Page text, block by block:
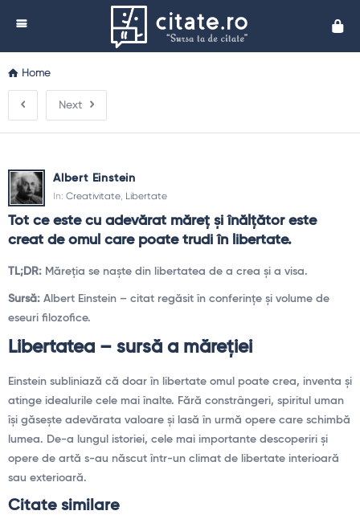
Home
Next
Albert Einstein
In: Creativitate, Libertate
Tot ce este cu adevărat măreţ şi înălţător este
creat de omul care poate trudi în libertate.
TL;DR: Măreţia se naşte din libertatea de a crea şi a visa.
Sursă: Albert Einstein – citat regăsit în conferinţe şi volume de
eseuri filozofice.
Libertatea – sursă a măreţiei
Einstein subliniază că doar în libertate omul poate crea, inventa şi
atinge idealurile cele mai înalte. Fără constrângeri, spiritul uman
îşi găseşte adevărata valoare şi lasă în urmă opere care schimbă
lumea. De-a lungul istoriei, cele mai importante descoperiri şi
opere de artă s-au născut într-un climat de libertate interioară
sau exterioară.
Citate similare